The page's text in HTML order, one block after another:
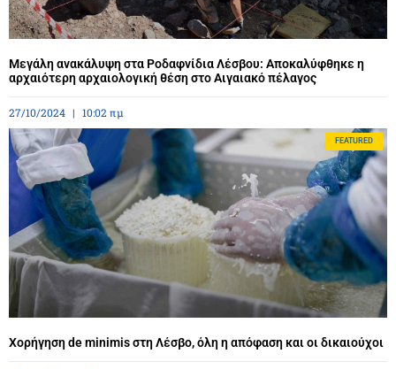
Μεγάλη ανακάλυψη στα Ροδαφνίδια Λέσβου: Αποκαλύφθηκε η
αρχαιότερη αρχαιολογική θέση στο Αιγαιακό πέλαγος
27/10/2024 10:02 πμ
FEATURED
Χορήγηση de minimis στη Λέσβο, όλη η απόφαση και οι δικαιούχοι